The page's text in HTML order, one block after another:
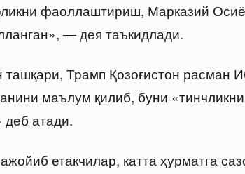
фаоллаштириш, Марказий
— дея таъкидлади.
ташқари, Трамп Қозоғистон расман
маълум қилиб, буни
деб атади.
етакчилар, катта ҳурматга